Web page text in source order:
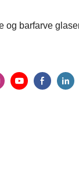
og barfarve